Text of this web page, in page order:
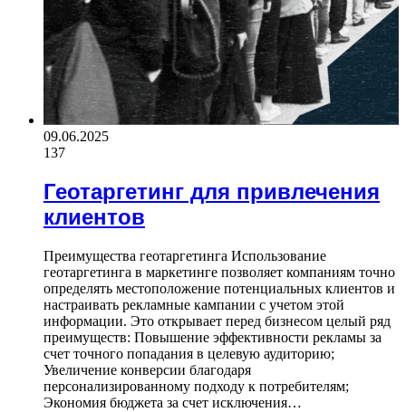
09.06.2025
137
Геотаргетинг для привлечения
клиентов
Преимущества геотаргетинга Использование
геотаргетинга в маркетинге позволяет компаниям точно
определять местоположение потенциальных клиентов и
настраивать рекламные кампании с учетом этой
информации. Это открывает перед бизнесом целый ряд
преимуществ: Повышение эффективности рекламы за
счет точного попадания в целевую аудиторию;
Увеличение конверсии благодаря
персонализированному подходу к потребителям;
Экономия бюджета за счет исключения…